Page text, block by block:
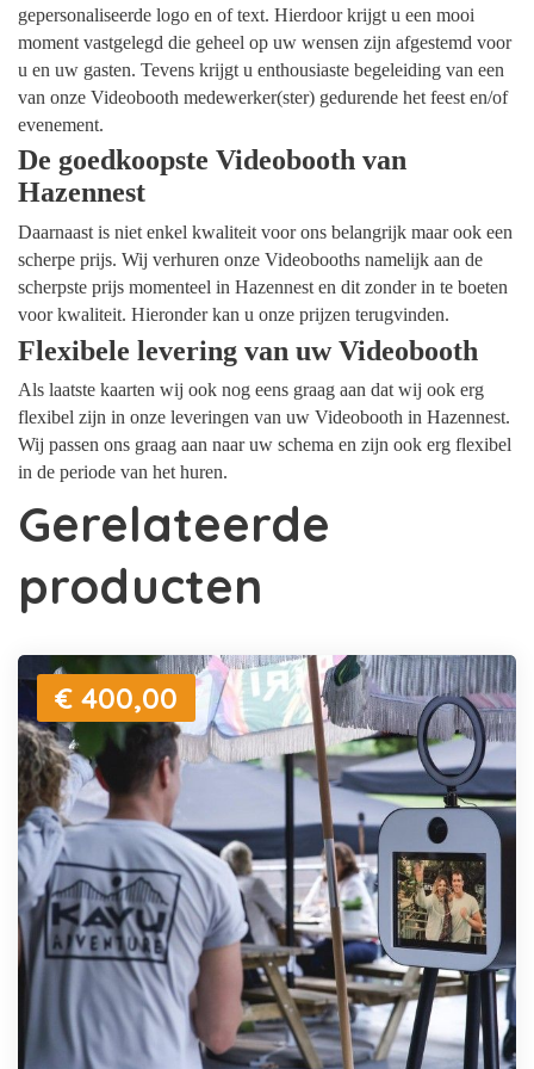
gepersonaliseerde logo en of text. Hierdoor krijgt u een mooi
moment vastgelegd die geheel op uw wensen zijn afgestemd voor
u en uw gasten. Tevens krijgt u enthousiaste begeleiding van een
van onze Videobooth medewerker(ster) gedurende het feest en/of
evenement.
De goedkoopste Videobooth van
Hazennest
Daarnaast is niet enkel kwaliteit voor ons belangrijk maar ook een
scherpe prijs. Wij verhuren onze Videobooths namelijk aan de
scherpste prijs momenteel in Hazennest en dit zonder in te boeten
voor kwaliteit. Hieronder kan u onze prijzen terugvinden.
Flexibele levering van uw Videobooth
Als laatste kaarten wij ook nog eens graag aan dat wij ook erg
flexibel zijn in onze leveringen van uw Videobooth in Hazennest.
Wij passen ons graag aan naar uw schema en zijn ook erg flexibel
in de periode van het huren.
Gerelateerde
producten
€ 400,00